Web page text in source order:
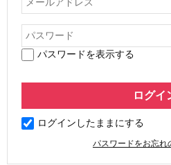
パスワードを表示する
ログインしたままにする
パスワードをお忘れ